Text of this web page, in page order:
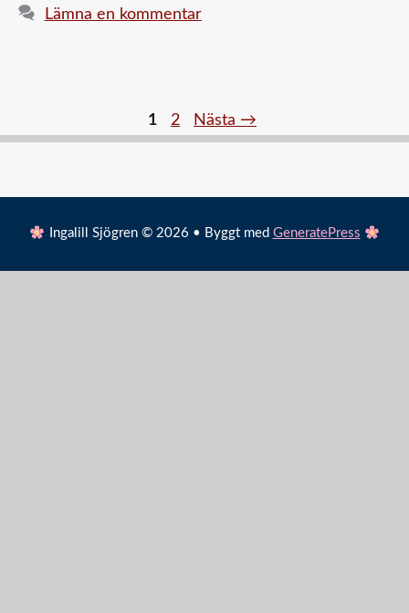
Lämna en kommentar
Sida
1 Sida
2 Nästa →
Ingalill Sjögren © 2026 • Byggt med GeneratePress